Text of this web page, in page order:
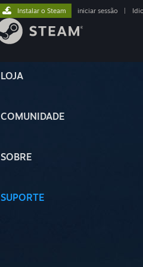
LOJA
COMUNIDADE
SOBRE
SUPORTE
Instalar o Steam iniciar sessão